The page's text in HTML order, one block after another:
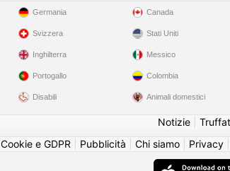
Germania
Svizzera
Inghilterra
Portogallo
Disabili
Canada
Stati Uniti
Messico
Colombia
Animali domestici
Notizie|
Cookie e GDPR
Pubblicità Chi siamo Privacy